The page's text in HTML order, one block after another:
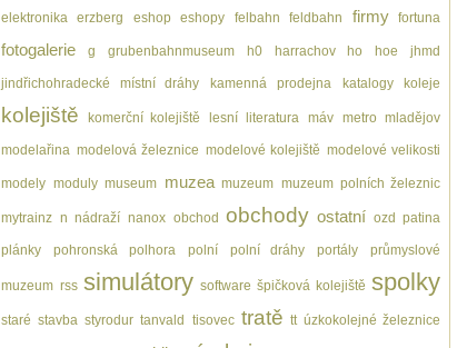
elektronika erzberg eshop eshopy felbahn feldbahn firmy fortuna
fotogalerie g grubenbahnmuseum h0 harrachov ho hoe jhmd
jindřichohradecké místní dráhy kamenná prodejna katalogy koleje
kolejiště komerční kolejiště lesní literatura máv metro mladějov
modelařina modelová železnice modelové kolejiště modelové velikosti
modely moduly museum muzea muzeum muzeum polních železnic
mytrainz n nádraží nanox obchod obchody ostatní ozd patina
plánky pohronská polhora polní polní dráhy portály průmyslové
muzeum rss simulátory software špičková kolejiště spolky
staré stavba styrodur tanvald tisovec tratě tt úzkokolejné železnice